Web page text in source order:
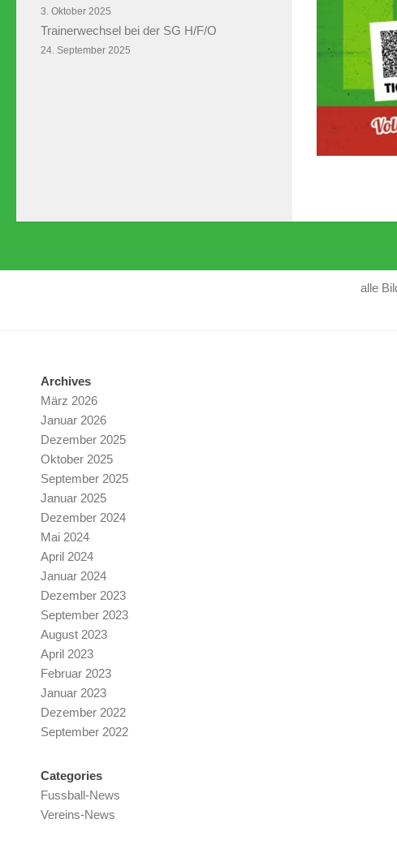
3. Oktober 2025
Trainerwechsel bei der SG H/F/O
24. September 2025
alle
Archives
März 2026
Januar 2026
Dezember 2025
Oktober 2025
September 2025
Januar 2025
Dezember 2024
Mai 2024
April 2024
Januar 2024
Dezember 2023
September 2023
August 2023
April 2023
Februar 2023
Januar 2023
Dezember 2022
September 2022
Categories
Fussball-News
Vereins-News